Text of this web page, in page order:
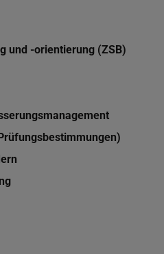
und -orientierung (ZSB)